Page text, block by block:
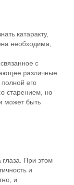
катаракту,
необходима,
с
различные
полной его
старением, но
может быть
глаза. При этом
и
и